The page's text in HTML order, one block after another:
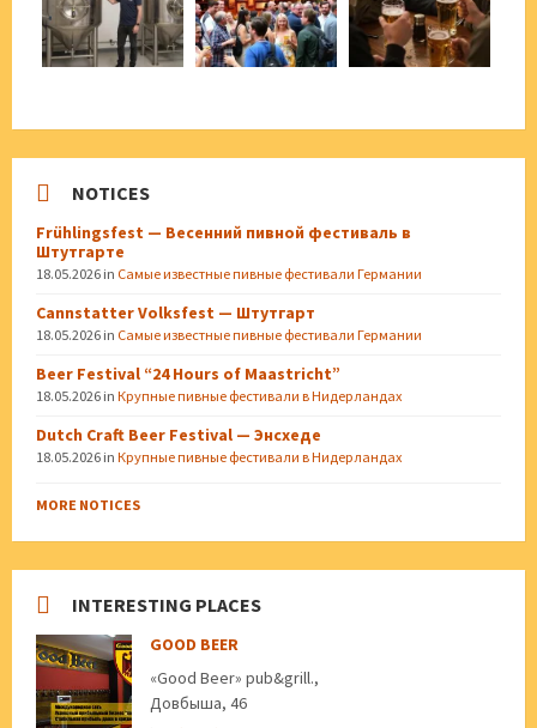
NOTICES
Frühlingsfest — Весенний пивной фестиваль в
Штутгарте
18.05.2026 in Самые известные пивные фестивали Германии
Cannstatter Volksfest — Штутгарт
18.05.2026 in Самые известные пивные фестивали Германии
Beer Festival “24 Hours of Maastricht”
18.05.2026 in Крупные пивные фестивали в Нидерландах
Dutch Craft Beer Festival — Энсхеде
18.05.2026 in Крупные пивные фестивали в Нидерландах
MORE NOTICES
INTERESTING PLACES
GOOD BEER
«Good Beer» pub&grill.,
Довбыша, 46